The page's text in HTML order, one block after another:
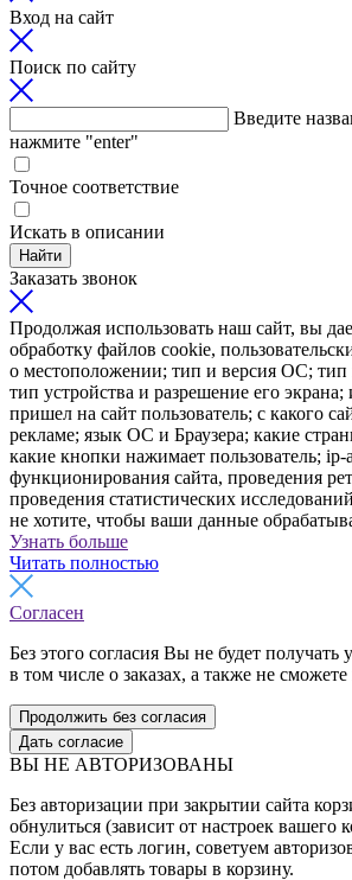
Вход на сайт
Поиск по сайту
Введите
нажмите "enter"
Точное соответствие
Искать в описании
Найти
Заказать звонок
Продолжая использовать наш сайт, вы
обработку файлов cookie,
о местоположении; тип и версия ОС; тип
тип устройства и разрешение его экрана;
пришел на сайт пользователь; с какого
рекламе; язык ОС и Браузера; какие
какие кнопки нажимает пользователь; ip-
функционирования сайта, проведения
проведения статистических
не хотите, чтобы ваши данные
Узнать больше
Читать полностью
Согласен
Без этого согласия Вы не будет получать
в том числе о заказах, а также не
Продолжить без согласия
Дать согласие
ВЫ НЕ АВТОРИЗОВАНЫ
Без авторизации при закрытии сайта
обнулиться (зависит от настроек вашего
Если у вас есть логин, советуем
потом добавлять товары в корзину.